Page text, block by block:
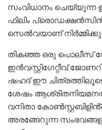
സംവിധാനം
ഫിലിം
സെൽവയാണ്
തികഞ്ഞ ഒരു പൊലീസ്
ഇൻവസ്റ്റിഗേറ്റീവ്
ഷഹദ് ഈ
ശേഷം
വനിതാ
അരങ്ങേറുന്ന